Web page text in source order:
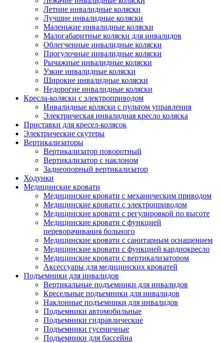
Летние инвалидные коляски
Лучшие инвалидные коляски
Маленькие инвалидные коляски
Малогабаритные коляски для инвалидов
Облегченные инвалидные коляски
Прогулочные инвалидные коляски
Рычажные инвалидные коляски
Узкие инвалидные коляски
Широкие инвалидные коляски
Недорогие инвалидные коляски
Кресла-коляски с электроприводом
Инвалидные коляски с пультом управления
Электрическая инвалидная кресло коляска
Приставки для кресел-колясок
Электрические скутеры
Вертикализаторы
Вертикализатор поворотный
Вертикализатор с наклоном
Заднеопорный вертикализатор
Ходунки
Медицинские кровати
Медицинские кровати с механическим приводом
Медицинские кровати с электроприводом
Медицинские кровати с регулировкой по высоте
Медицинские кровати с функцией
переворачивания больного
Медицинские кровати с санитарным оснащением
Медицинские кровати с функцией кардиокресло
Медицинские кровати с вертикализатором
Аксессуары для медицинских кроватей
Подъемники для инвалидов
Вертикальные подъемники для инвалидов
Кресельные подъемники для инвалидов
Наклонные подъемники для инвалидов
Подъемники автомобильные
Подъемники гидравлические
Подъемники гусеничные
Подъемники для бассейна